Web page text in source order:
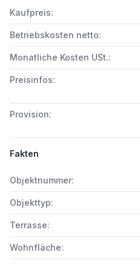
Kaufpreis:
Betriebskosten netto:
Monatliche Kosten USt.:
Preisinfos:
Provision:
Fakten
Objektnummer:
Objekttyp:
Terrasse:
Wohnfläche: